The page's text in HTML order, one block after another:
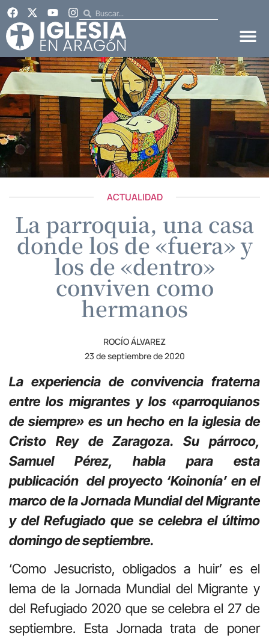
ACTUALIDAD
La parroquia, una casa
donde los de «fuera» y
los de «dentro»
conviven como
hermanos
ROCÍO ÁLVAREZ
23 de septiembre de 2020
La experiencia de convivencia fraterna
entre los migrantes y los «parroquianos
de siempre» es un hecho en la iglesia de
Cristo Rey de Zaragoza. Su párroco,
Samuel Pérez, habla para esta
publicación del proyecto ‘Koinonía’ en el
marco de la Jornada Mundial del Migrante
y del Refugiado que se celebra el último
domingo de septiembre.
‘Como Jesucristo, obligados a huir’ es el
lema de la Jornada Mundial del Migrante y
del Refugiado 2020 que se celebra el 27 de
septiembre. Esta Jornada trata de poner